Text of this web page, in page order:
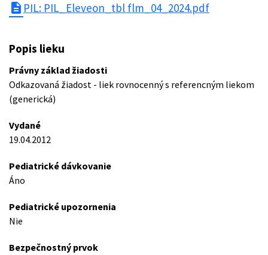
description PIL: PIL_Eleveon_tbl flm_04_2024.pdf
Popis lieku
Právny základ žiadosti
Odkazovaná žiadost - liek rovnocenný s referencným liekom
(generická)
Vydané
19.04.2012
Pediatrické dávkovanie
Áno
Pediatrické upozornenia
Nie
Bezpečnostný prvok